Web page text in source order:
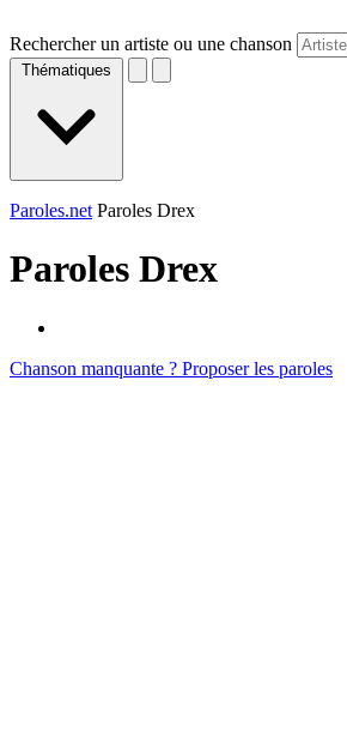
Rechercher un artiste ou une chanson
Thématiques
Paroles.net Paroles Drex
Paroles Drex
Chanson manquante ? Proposer les paroles